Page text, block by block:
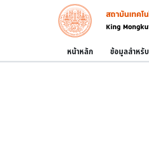
Skip to main content
Image
Main navigation
หน้าหลัก ข้อมูลสำหรับ